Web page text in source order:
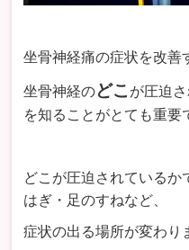
坐骨神経痛の症状を改善
坐骨神経のどこ が圧迫
を知ることがとても重要
どこが圧迫されているか
はぎ・足のすねなど、
症状の出る場所が変わり